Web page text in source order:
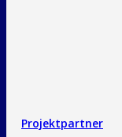
Projektpartner